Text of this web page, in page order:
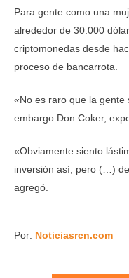
Para gente como una
alrededor de 30.000
criptomonedas desde
proceso de bancarrota.
«No es raro que la gente
embargo Don Coker,
«Obviamente siento
inversión así, pero (…)
agregó.
Por: Noticiasrcn.com